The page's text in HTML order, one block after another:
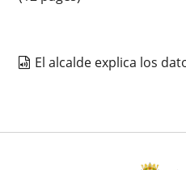
El alcalde explica los